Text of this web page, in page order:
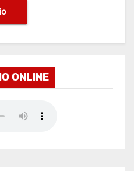
ONLINE